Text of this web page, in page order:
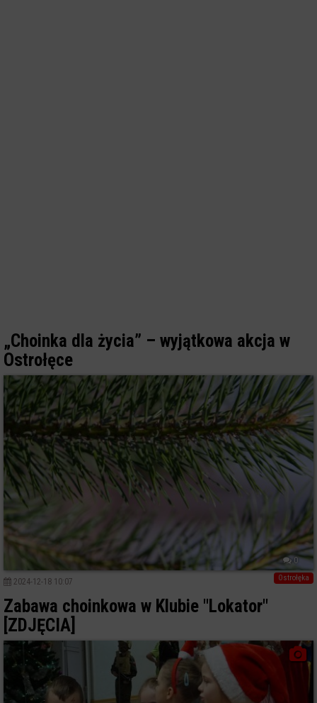
„Choinka dla życia” – wyjątkowa akcja w
Ostrołęce
0
Ostrołęka
2024-12-18 10:07
Zabawa choinkowa w Klubie "Lokator"
[ZDJĘCIA]